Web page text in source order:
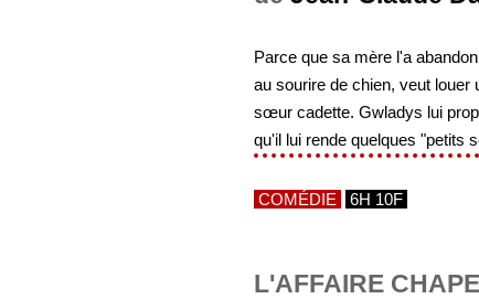
Parce que sa mère l'a
au sourire de chien, veut
sœur cadette. Gwladys lui
qu'il lui rende quelques "petits
COMÉDIE 6H 10F
L'AFFAIRE